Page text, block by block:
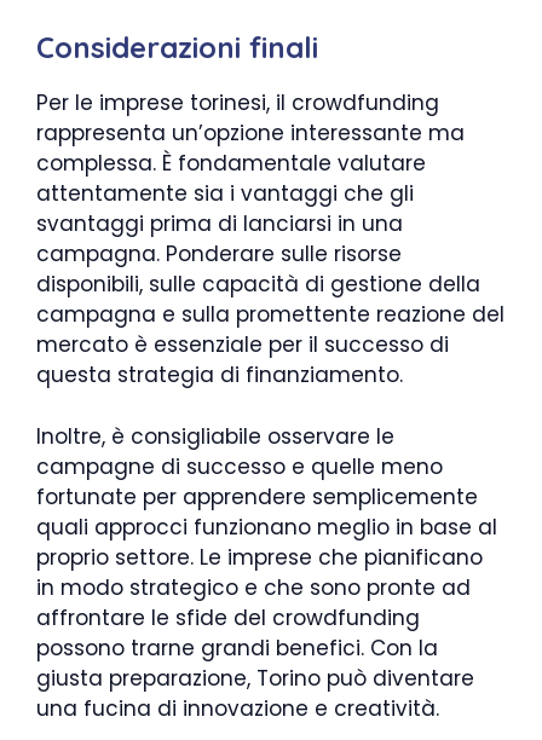
Considerazioni finali
Per le imprese torinesi, il crowdfunding
rappresenta un’opzione interessante ma
complessa. È fondamentale valutare
attentamente sia i vantaggi che gli
svantaggi prima di lanciarsi in una
campagna. Ponderare sulle risorse
disponibili, sulle capacità di gestione della
campagna e sulla promettente reazione del
mercato è essenziale per il successo di
questa strategia di finanziamento.
Inoltre, è consigliabile osservare le
campagne di successo e quelle meno
fortunate per apprendere semplicemente
quali approcci funzionano meglio in base al
proprio settore. Le imprese che pianificano
in modo strategico e che sono pronte ad
affrontare le sfide del crowdfunding
possono trarne grandi benefici. Con la
giusta preparazione, Torino può diventare
una fucina di innovazione e creatività.